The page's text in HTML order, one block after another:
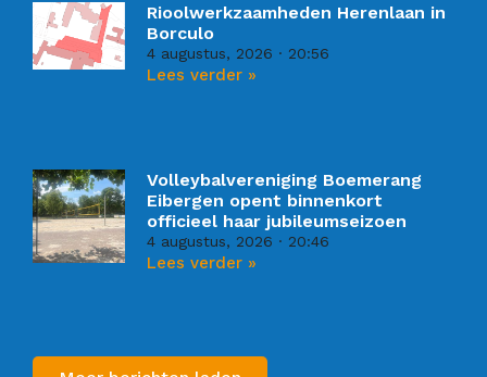
Rioolwerkzaamheden Herenlaan in
Borculo
4 augustus, 2026 20:56
Lees verder »
Volleybalvereniging Boemerang
Eibergen opent binnenkort
officieel haar jubileumseizoen
4 augustus, 2026 20:46
Lees verder »